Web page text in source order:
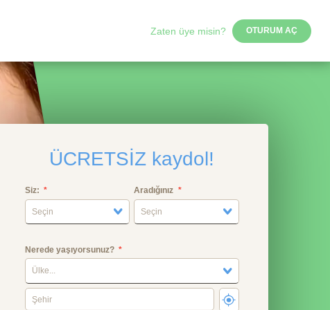
Zaten üye misin? OTURUM AÇ
ÜCRETSİZ kaydol!
Siz:
Seçin
Aradığınız
Seçin
Nerede yaşıyorsunuz?
Ülke...